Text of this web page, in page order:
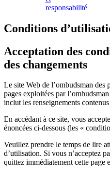
responsabilité
Conditions
Acceptation des
des changements
Le site Web de l’ombudsman des
pages exploitées par
inclut les renseignements
En accédant à ce site, vous
énoncées ci-dessous (les «
Veuillez prendre le temps de lire
d’utilisation. Si vous n’acceptez
quittez immédiatement cette page